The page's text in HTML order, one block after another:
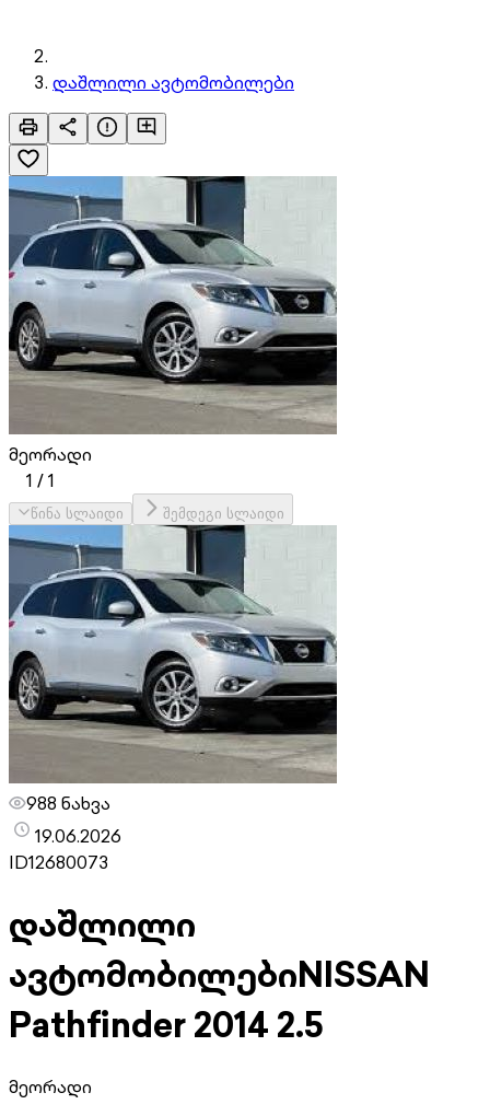
დაშლილი ავტომობილები
მეორადი
1 /1
წინა სლაიდი შემდეგი სლაიდი
988 ნახვა
19.06.2026
ID12680073
დაშლილი
ავტომობილებიNISSAN
Pathfinder 2014 2.5
მეორადი